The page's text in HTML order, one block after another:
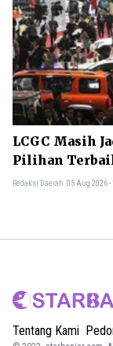
LCGC Masih
Pilihan
Redaksi Daerah 05 Aug 2026 -
Tentang Kami